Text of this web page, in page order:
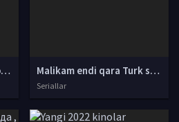
tarjima kinolar 2025, uzbek tarjima kinolar 2025, tarjima kinolar uzbek tilida 2025, tarjima kinolar o zbek 2025, tarjima kinolar o zbek tilida 2025, yangi tarjima kinolar 2025, uzmovi tarjima kinolar 2025, uzmovi com tarjima kinolar 2025, uzbekcha t Malikam endi qara Turk serial Barcha qismlar Uzbek tilida 2017 O'zbekcha tarjima serial HD
Seriallar